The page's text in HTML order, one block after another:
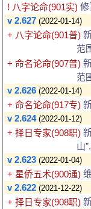
! 八字论命(901实) 修
v 2.627 (2022-01-14)
+ 八字论命(901普)
范
+ 命名论命(907普)
范
v 2.626 (2022-01-14)
+ 命名论命(917专)
v 2.624 (2022-01-12)
+ 择日专家(908职)
山”.
v 2.623 (2022-01-04)
+ 星侨五术(900通)
v 2.622 (2021-12-22)
+ 择日专家(908职)